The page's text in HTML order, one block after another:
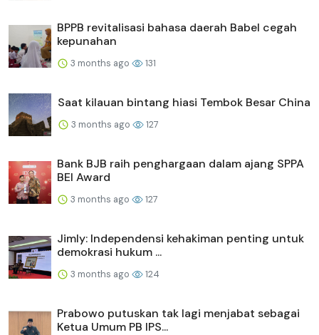
BPPB revitalisasi bahasa daerah Babel cegah
kepunahan
3 months ago 131
Saat kilauan bintang hiasi Tembok Besar China
3 months ago 127
Bank BJB raih penghargaan dalam ajang SPPA
BEI Award
3 months ago 127
Jimly: Independensi kehakiman penting untuk
demokrasi hukum ...
3 months ago 124
Prabowo putuskan tak lagi menjabat sebagai
Ketua Umum PB IPS...